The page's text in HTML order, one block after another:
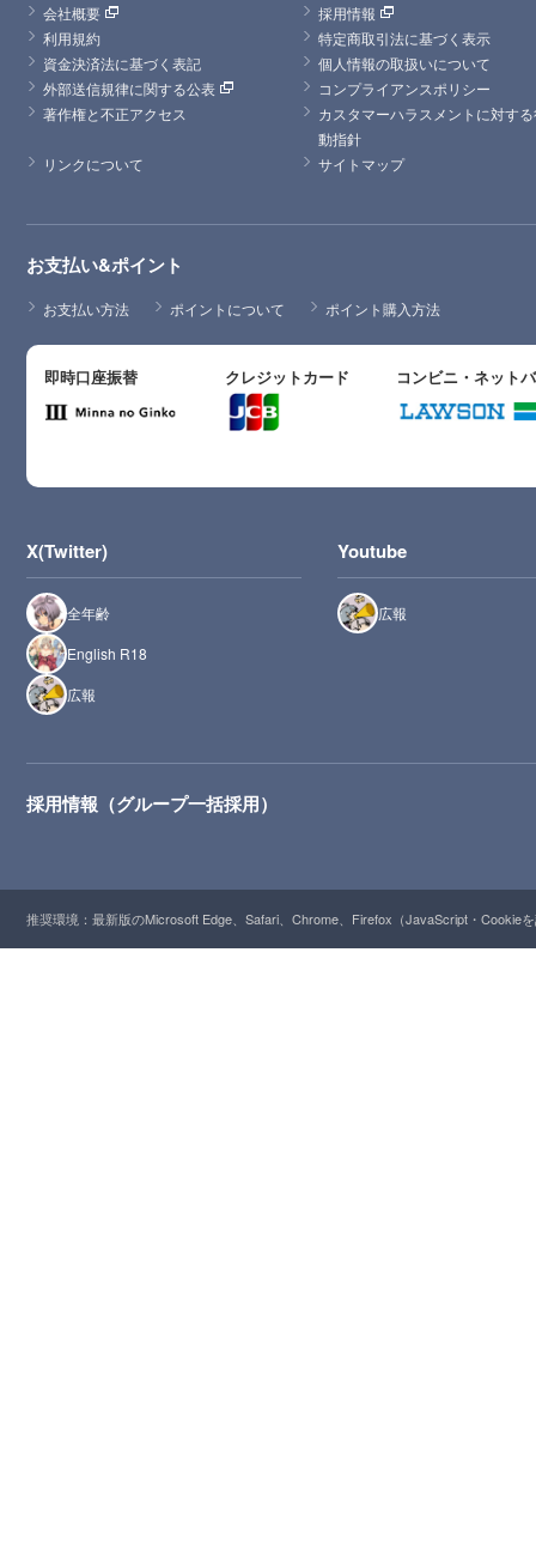
会社概要
採用情報
利用規約
特定商取引法に基づく表示
資金決済法に基づく表記
個人情報の取扱いについて
外部送信規律に関する公表
コンプライアンスポリシー
著作権と不正アクセス
カスタマーハラスメントに対す
動指針
リンクについて
サイトマップ
お支払い&ポイント
お支払い方法 ポイントについて ポイント購入方法
即時口座振替 クレジットカード コンビニ・ネット
X(Twitter)
全年齢
English R18
広報
Youtube
広報
採用情報（グループ一括採用）
推奨環境：最新版のMicrosoft Edge、Safari、Chrome、Firefox（JavaScript・Cookie